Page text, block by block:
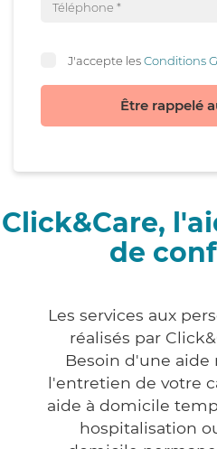
J'accepte lesConditions
Être rappelé
Click&Care,
de
Les services aux
réalisés par
Besoin d'une
l'entretien de votre
aide à domicile
hospitalisation